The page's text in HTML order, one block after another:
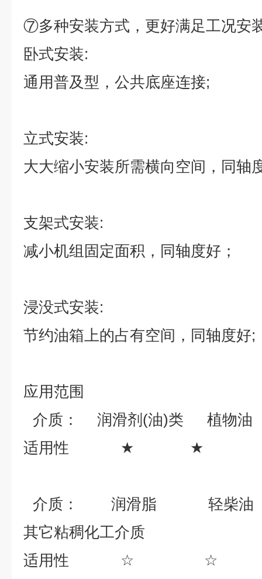
⑦多种安装方式，更好满足工况安
卧式安装:
通用普及型，公共底座连接;
立式安装:
大大缩小安装所需横向空间，同轴
支架式安装:
减小机组固定面积，同轴度好；
浸没式安装:
节约油箱上的占有空间，同轴度好;
应用范围
介质：
润滑剂 (油)类
植物油
适用性
★ ★
介质： 润滑脂
轻柴油
其它粘稠化工介质
适用性
☆ ☆